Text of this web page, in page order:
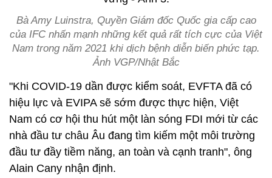
Bà Amy Luinstra, Quyền Giám đốc Quốc gia cấp cao
của IFC nhấn mạnh những kết quả rất tích cực của Việt
Nam trong năm 2021 khi dịch bệnh diễn biến phức tạp.
Ảnh VGP/Nhật Bắc
"Khi COVID-19 dần được kiểm soát, EVFTA đã có
hiệu lực và EVIPA sẽ sớm được thực hiện, Việt
Nam có cơ hội thu hút một làn sóng FDI mới từ các
nhà đầu tư châu Âu đang tìm kiếm một môi trường
đầu tư đầy tiềm năng, an toàn và cạnh tranh", ông
Alain Cany nhận định.